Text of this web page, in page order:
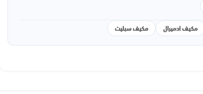
مكيف ادميرال مكيف سبليت